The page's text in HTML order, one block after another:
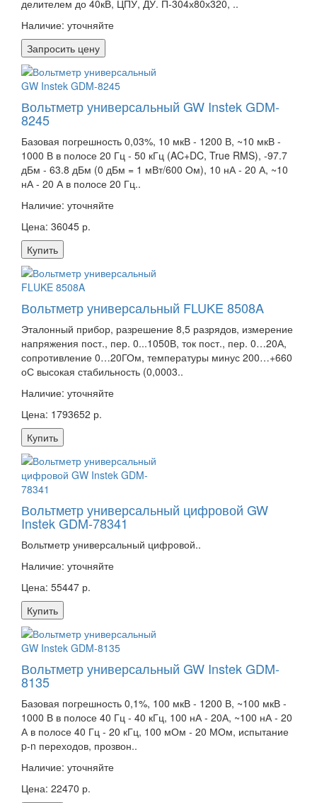
делителем до 40кВ, ЦПУ, ДУ. П-304х80х320, ..
Наличие: уточняйте
Запросить цену
Вольтметр универсальный GW Instek GDM-
8245
Базовая погрешность 0,03%, 10 мкВ - 1200 В, ~10 мкВ -
1000 В в полосе 20 Гц - 50 кГц (AC+DC, True RMS), -97.7
дБм - 63.8 дБм (0 дБм = 1 мВт/600 Ом), 10 нА - 20 А, ~10
нА - 20 А в полосе 20 Гц..
Наличие: уточняйте
Цена: 36045 р.
Купить
Вольтметр универсальный FLUKE 8508A
Эталонный прибор, разрешение 8,5 разрядов, измерение
напряжения пост., пер. 0...1050В, ток пост., пер. 0…20А,
сопротивление 0…20ГОм, температуры минус 200…+660
оС высокая стабильность (0,0003..
Наличие: уточняйте
Цена: 1793652 р.
Купить
Вольтметр универсальный цифровой GW
Instek GDM-78341
Вольтметр универсальный цифровой..
Наличие: уточняйте
Цена: 55447 р.
Купить
Вольтметр универсальный GW Instek GDM-
8135
Базовая погрешность 0,1%, 100 мкВ - 1200 В, ~100 мкВ -
1000 В в полосе 40 Гц - 40 кГц, 100 нА - 20А, ~100 нА - 20
А в полосе 40 Гц - 20 кГц, 100 мОм - 20 МОм, испытание
p-n переходов, прозвон..
Наличие: уточняйте
Цена: 22470 р.